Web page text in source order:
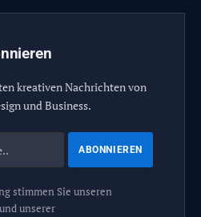
kreativen Nachrichten von
und Business.
stimmen Sie unseren
unserer